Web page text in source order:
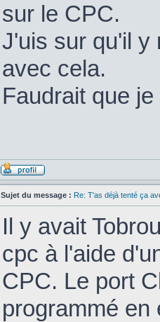
sur le CPC.
J'uis sur qu'il y
avec cela.
Faudrait que
Sujet du message : Re: T'as déjà tenté ça
Il y avait
cpc à l'aide
CPC. Le port
programmé en